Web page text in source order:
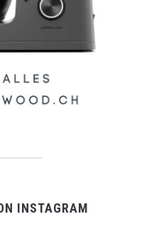
INSTAGRAM